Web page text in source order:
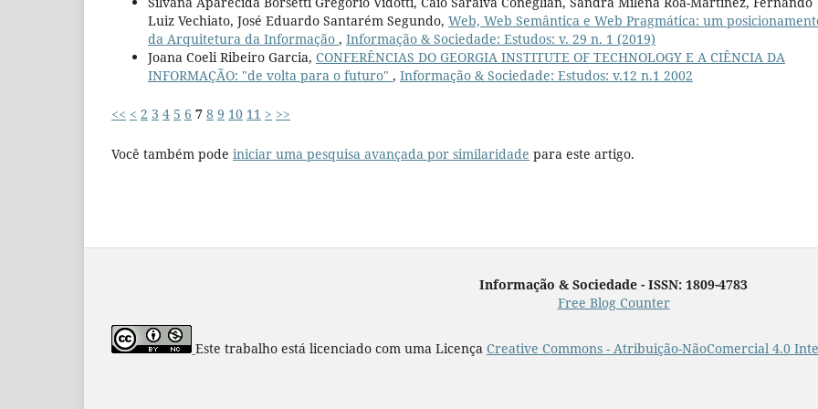
Luiz Vechiato, José Eduardo Santarém Segundo, Web, Web Semântica e Web Pragmática: um
da Arquitetura da Informação , Informação & Sociedade: Estudos: v. 29 n. 1 (2019)
Joana Coeli Ribeiro Garcia, CONFERÊNCIAS DO GEORGIA INSTITUTE OF TECHNOLOGY E A CIÊNCIA DA
INFORMAÇÃO: "de volta para o futuro" , Informação & Sociedade: Estudos: v.12 n.1 2002
<< < 2 3 4 5 6 7 8 9 10 11 > >>
Você também pode iniciar uma pesquisa avançada por similaridade para este artigo.
Informação & Sociedade - ISSN: 1809-4783
Free Blog Counter
Este trabalho está licenciado com uma Licença Creative Commons - Atribuição-NãoComercial 4.0